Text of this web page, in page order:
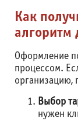
Как
алгоритм
Оформление
процессом.
организацию,
Выбор
нужен